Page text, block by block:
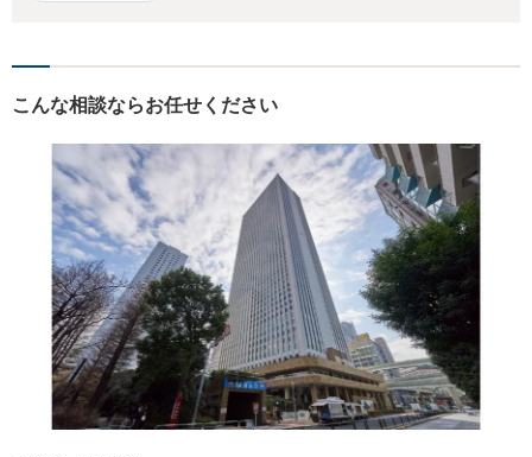
こんな相談ならお任せください